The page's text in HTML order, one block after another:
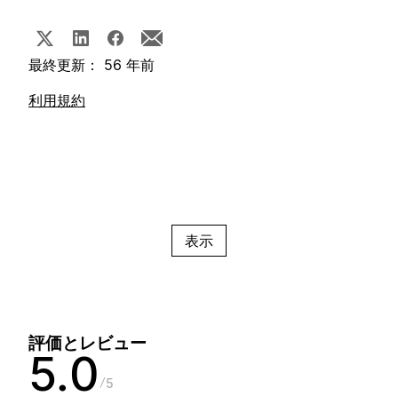
最終更新： 56 年前
利用規約
表示
評価とレビュー
5.0 5